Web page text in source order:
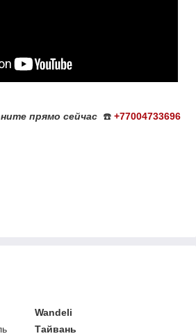
прямо сейчас ☎️ +77004733696
Wandeli
Тайвань